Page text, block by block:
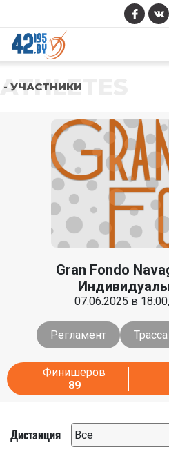
ATHLETES
- УЧАСТНИКИ
Gran Fondo
07.06.2025 в
Регламент Трасса
Финишеров
89
Дистанция